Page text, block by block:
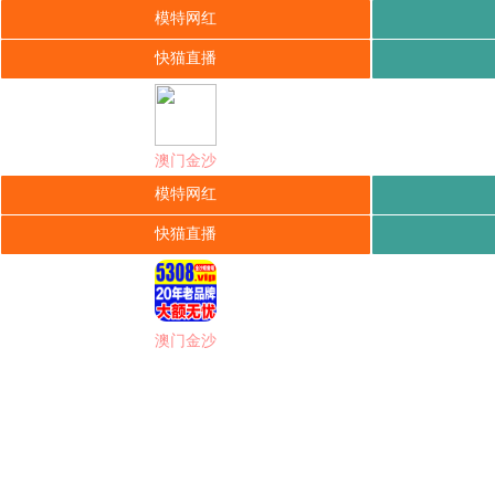
模特网红
快猫直播
澳门金沙
模特网红
快猫直播
澳门金沙